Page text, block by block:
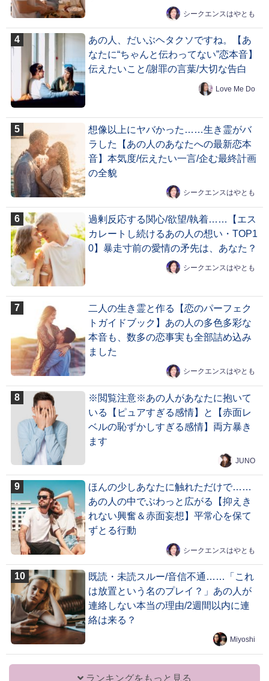
シークエンスはやとも
あの人、だいぶヘタクソですね。【あ
なたに“ちゃんと伝わってない”恋本音】
伝えたいこと/謝罪の言葉/大切な告白
Love Me Do
想像以上にヤバかった……生き霊がバ
ラした【あの人のあなたへの最新恋本
音】本気度/伝えたい一言/企む最終計画
の全貌
シークエンスはやとも
過剰反応する関心/欲望/執着……【エス
カレートし続けるあの人の想い・TOP1
0】暴走寸前の愛情の矛先は、あなた？
シークエンスはやとも
二人の生き霊と作る【恋のパーフェク
トガイドブック】あの人の多色多彩な
本音も、数多の恋事実も全部詰め込み
ました
シークエンスはやとも
※閲覧注意※あの人があなたに抱いて
いる【ピュアすぎる感情】と【赤面レ
ベルの恥ずかしすぎる感情】両方暴き
ます
JUNO
ほんの少しあなたに触れただけで……
あの人の中でぶわっと広がる【抑えき
れない興奮＆赤面妄想】平常心を保て
ずとる行動
シークエンスはやとも
既読・未読スルー/音信不通……「これ
は放置という名のプレイ？」あの人が
連絡しない本当の理由/2週間以内に連
絡は来る？
Miyoshi
ランキングをもっと見る